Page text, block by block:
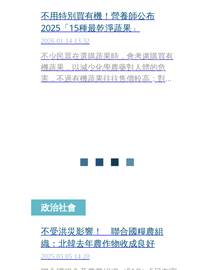
不用特別買有機！營養師公布
2025「15種最乾淨蔬果」
2026.01.14 13:32
不少民眾在選購蔬果時，會考慮購買有
機蔬果，以減少化學農藥對人體的危
害，不過有機蔬果往往售價較高；對
政治社會
不受洪災影響！ 聯合國糧農組
織：北韓去年農作物收成良好
2025.03.05 14:20